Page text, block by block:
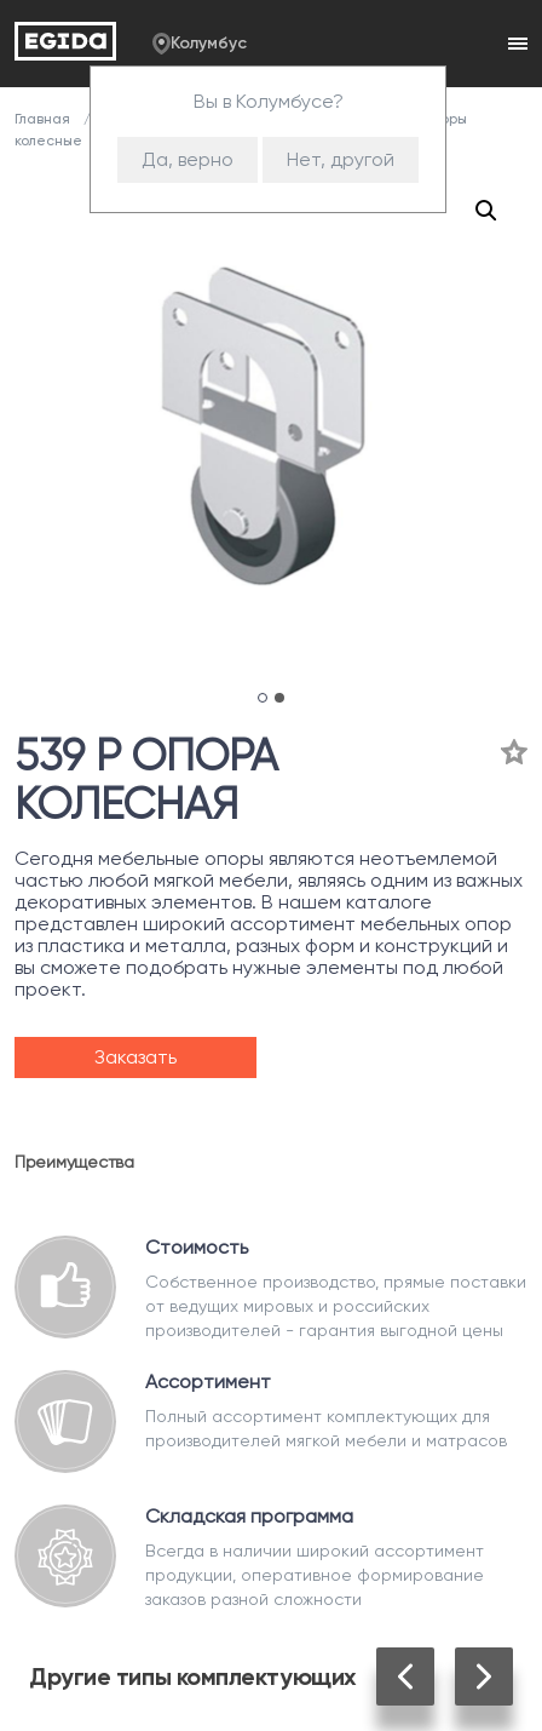
Колумбус
Вы в Колумбусе?
Да, верно Нет, другой
Главная
Опоры
колесные
539 Р ОПОРА
КОЛЕСНАЯ
Сегодня мебельные опоры являются неотъемлемой
частью любой мягкой мебели, являясь одним из важных
декоративных элементов. В нашем каталоге
представлен широкий ассортимент мебельных опор
из пластика и металла, разных форм и конструкций и
вы сможете подобрать нужные элементы под любой
проект.
Заказать
Преимущества
Стоимость
Собственное производство, прямые поставки
от ведущих мировых и российских
производителей - гарантия выгодной цены
Ассортимент
Полный ассортимент комплектующих для
производителей мягкой мебели и матрасов
Складская программа
Всегда в наличии широкий ассортимент
продукции, оперативное формирование
заказов разной сложности
Другие типы комплектующих